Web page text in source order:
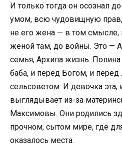
И только тогда он осознал
умом, всю чудовищную
не его жена — в том смысле,
женой там, до войны. Это —
семья, Архипа жизнь.
баба, и перед Богом, и
сельсоветом. И девочка эта,
выглядывает из-за
Максимовы. Они родились
прочном, сытом мире, где
оказалось места.